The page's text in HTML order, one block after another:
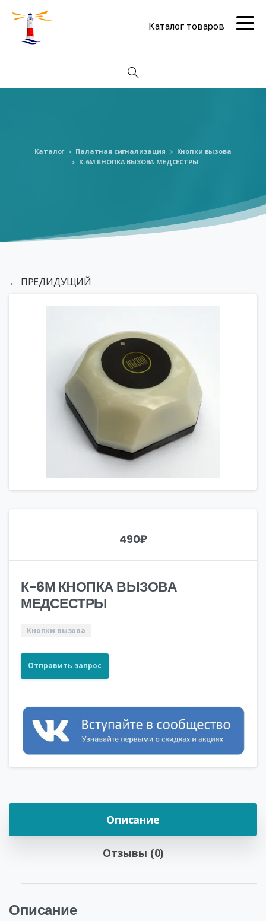
Поиск
Каталог Палатная сигнализация
Кнопки вызова
К-6М КНОПКА ВЫЗОВА МЕДСЕСТРЫ
← ПРЕДИДУЩИЙ
490₽
К-6М КНОПКА ВЫЗОВА
МЕДСЕСТРЫ
Кнопки вызова
Отправить запрос
Описание
Отзывы (0)
Описание